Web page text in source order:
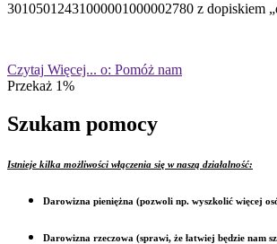
30105012431000001000002780 z dopiskiem
Czytaj Więcej... o: Pomóż nam
Przekaż 1%
Szukam pomocy
Istnieje kilka możliwości włączenia się w naszą działalność:
Darowizna pieniężna (pozwoli np. wyszkolić więcej
Darowizna rzeczowa (sprawi, że łatwiej będzie nam